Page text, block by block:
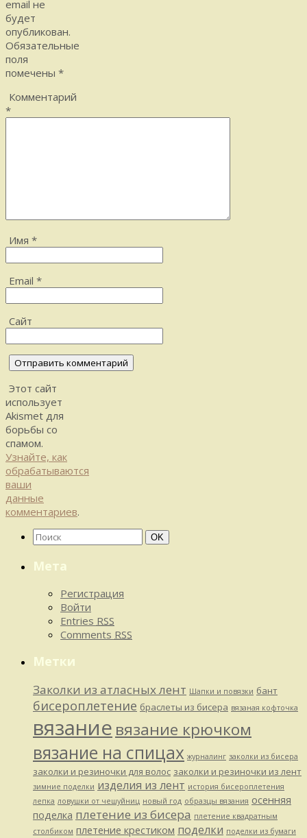
email не
будет
опубликован.
Обязательные
поля
помечены *
Комментарий
*
Имя *
Email *
Сайт
Этот сайт
использует
Akismet для
борьбы со
спамом.
Узнайте, как
обрабатываются
ваши
данные
комментариев.
Найти:
Поиск
OK
Мета
Регистрация
Войти
Entries RSS
Comments RSS
Метки
Заколки из атласных лент Шапки и повязки бант
бисероплетение браслеты из бисера вязаная кофточка
вязание вязание крючком
вязание на спицах журналинг заколки из бисера
заколки и резиночки для волос заколки и резиночки из лент
зимние поделки изделия из лент история бисероплетения
лепка ловушки от чешуйниц новый год образцы вязания осенняя
поделка плетение из бисера плетение квадратным
столбиком плетение крестиком поделки поделки из бумаги